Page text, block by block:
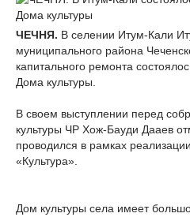
ЧЕЧНЯ. В селении Итум-Кали
муниципального района
капитального ремонта
Дома культуры.
В своем выступлении перед
культуры ЧР Хож-Бауди Дааев
проводился в рамках
«Культура».
Дом культуры села имеет